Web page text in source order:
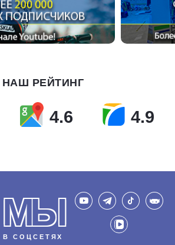
НАШ РЕЙТИНГ
4.6 4.9
МЫ
В СОЦСЕТЯХ